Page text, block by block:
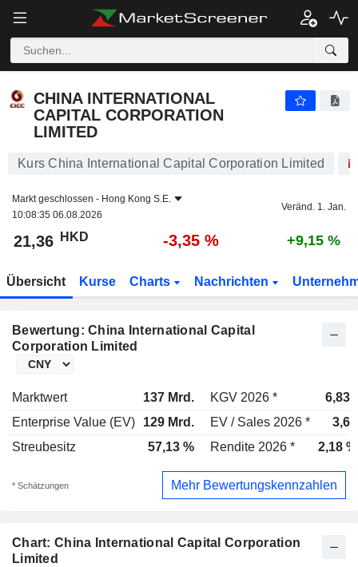
CHINA INTERNATIONAL
CAPITAL CORPORATION
LIMITED
Kurs China International Capital Corporation Limited
Markt geschlossen - Hong Kong S.E.
10:08:35 06.08.2026
Veränd. 1. Jan.
21,36 HKD -3,35 % +9,15 %
Übersicht Kurse Charts Nachrichten
Bewertung: China International Capital
Corporation Limited
Marktwert 137 Mrd. KGV 2026 *
6,83x
Enterprise Value (EV)
129 Mrd. EV / Sales 2026 *
3,6x
Streubesitz
57,13 % Rendite 2026 * 2,18 %
* Schätzungen Mehr Bewertungskennzahlen
Chart: China International Capital Corporation
Limited